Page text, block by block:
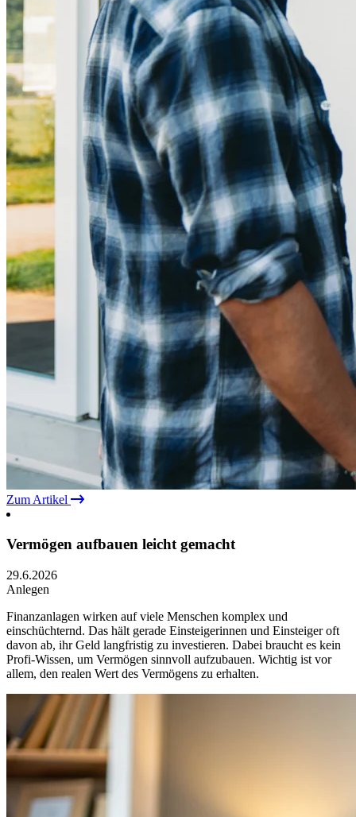
Zum Artikel
Vermögen aufbauen leicht gemacht
29.6.2026
Anlegen
Finanzanlagen wirken auf viele Menschen komplex und
einschüchternd. Das hält gerade Einsteigerinnen und Einsteiger oft
davon ab, ihr Geld langfristig zu investieren. Dabei braucht es kein
Profi-Wissen, um Vermögen sinnvoll aufzubauen. Wichtig ist vor
allem, den realen Wert des Vermögens zu erhalten.